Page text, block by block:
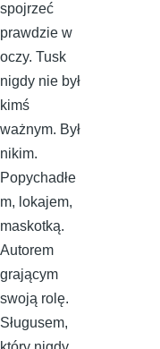
spojrzeć
prawdzie w
oczy. Tusk
nigdy nie był
kimś
ważnym. Był
nikim.
Popychadłe
m, lokajem,
maskotką.
Autorem
grającym
swoją rolę.
Sługusem,